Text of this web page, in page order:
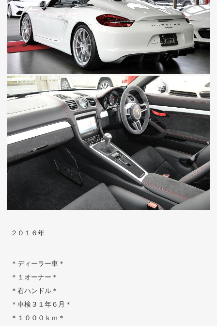
２０１６年
＊ディーラー車＊
＊１オーナー＊
＊右ハンドル＊
＊車検３１年６月＊
＊１０００ｋｍ＊